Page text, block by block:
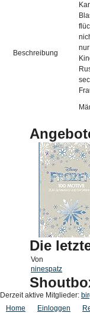
Beschreibung
Die
Von
ninespatz
Derzeit aktive Mitglieder:
Home
Einloggen